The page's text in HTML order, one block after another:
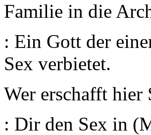
Familie in die
: Ein Gott der
Sex verbietet.
Wer erschafft hier
: Dir den Sex in